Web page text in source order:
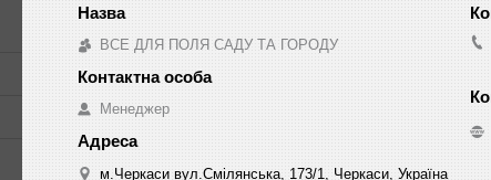
ВСЕ ДЛЯ ПОЛЯ САДУ ТА ГОРОДУ
Менеджер
м.Черкаси вул.Смілянська, 173/1, Черкаси, Україна